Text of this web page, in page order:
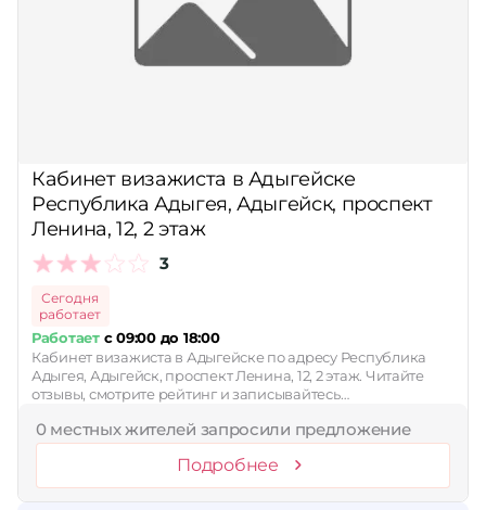
Кабинет визажиста в Адыгейске
Республика Адыгея, Адыгейск, проспект
Ленина, 12, 2 этаж
3
Сегодня
работает
Работаетс 09:00 до 18:00
Кабинет визажиста в Адыгейске по адресу Республика
Адыгея, Адыгейск, проспект Ленина, 12, 2 этаж. Читайте
отзывы, смотрите рейтинг и записывайтесь…
0 местных жителей запросили предложение
Подробнее